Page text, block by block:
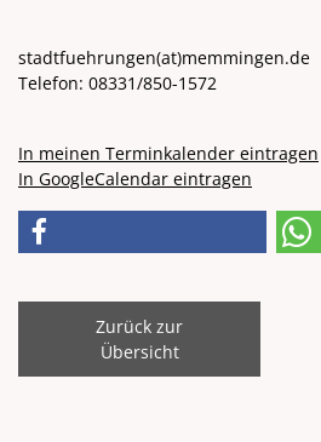
stadtfuehrungen(at)memmingen.de
Telefon: 08331/850-1572
In meinen Terminkalender eintragen
In GoogleCalendar eintragen
Zurück zur
Übersicht